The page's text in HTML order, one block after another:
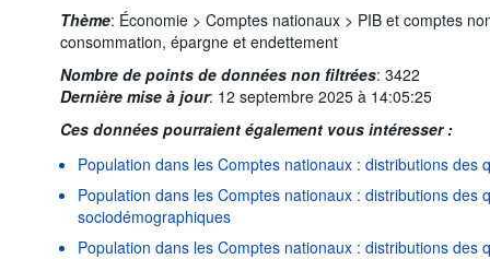
Thème: Économie > Comptes nationaux > PIB et comptes
consommation, épargne et endettement
Nombre de points de données non filtrées: 3422
Dernière mise à jour: 12 septembre 2025 à 14:05:25
Ces données pourraient également vous intéresser :
Population dans les Comptes nationaux : distributions des
Population dans les Comptes nationaux : distributions des
sociodémographiques
Population dans les Comptes nationaux : distributions des